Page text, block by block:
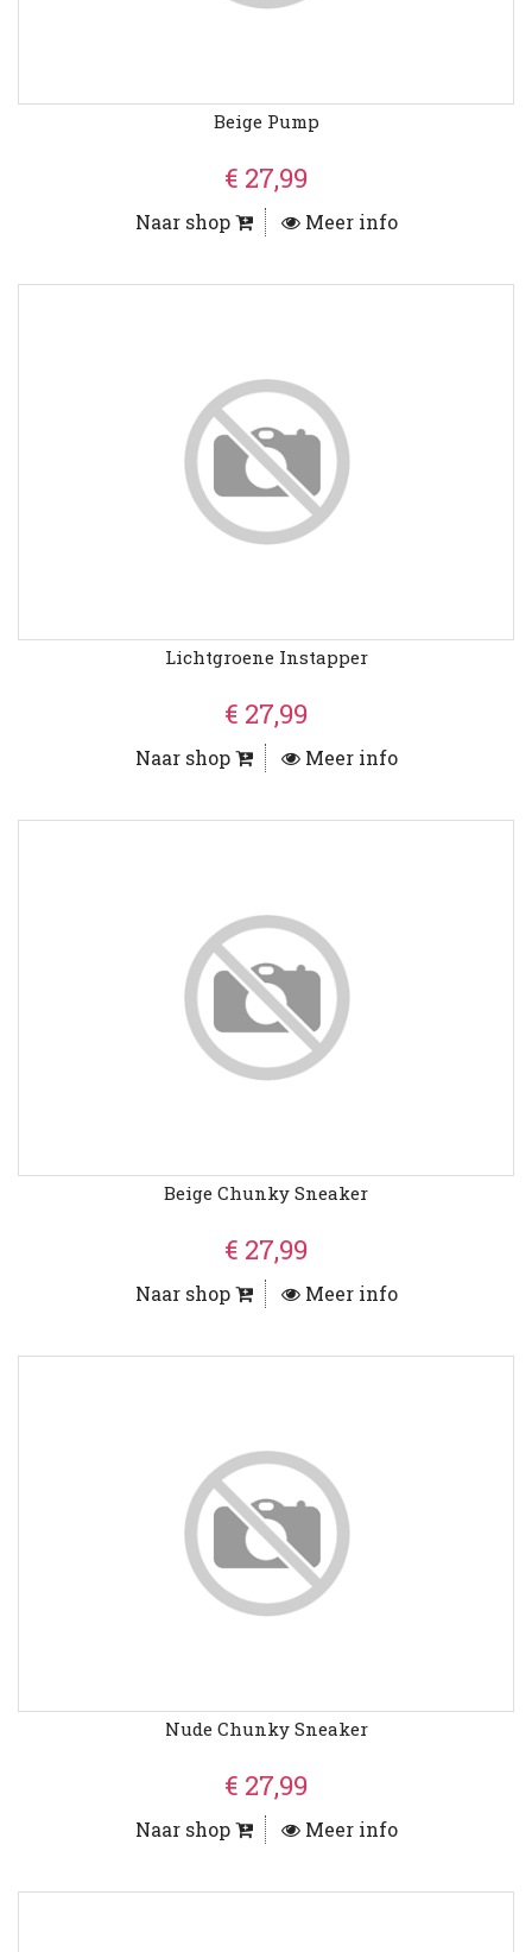
Beige Pump
€ 27,99
Naar shop Meer info
Lichtgroene Instapper
€ 27,99
Naar shop Meer info
Beige Chunky Sneaker
€ 27,99
Naar shop Meer info
Nude Chunky Sneaker
€ 27,99
Naar shop Meer info